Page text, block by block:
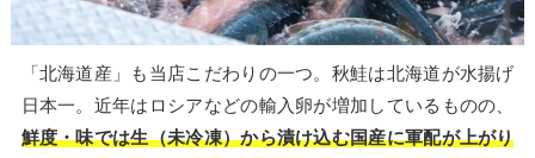
「北海道産」も当店こだわりの一つ。秋鮭は北海道が水揚げ
日本一。近年はロシアなどの輸入卵が増加しているものの、
鮮度・味では生（未冷凍）から漬け込む国産に軍配が上がり